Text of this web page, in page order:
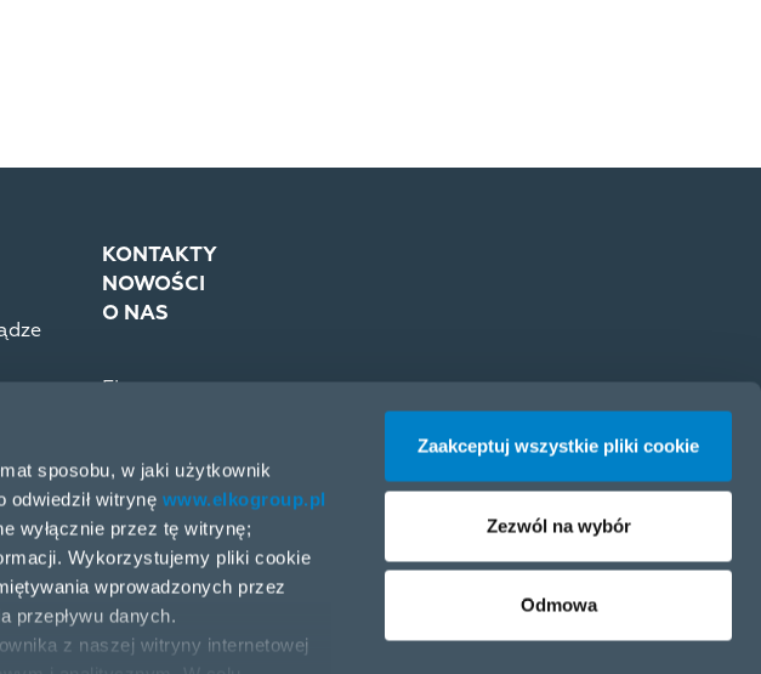
sposobu, w jaki użytkownik
odwiedził witrynę www.elkogroup.pl
wyłącznie przez tę witrynę;
Wykorzystujemy pliki cookie
wprowadzonych przez
przepływu danych.
z naszej witryny internetowej
Zaakceptuj wszystkie pliki cookie
Zezwól na wybór
Odmowa
KONTAKTY
NOWOŚCI
O NAS
Firma
Kodeks postępowania dla partnerów
Sprawozdanie ESG